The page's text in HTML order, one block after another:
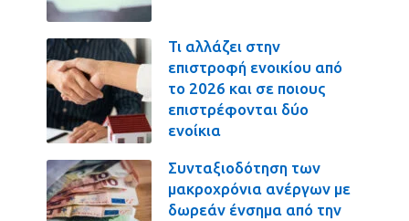
Τι αλλάζει στην
επιστροφή ενοικίου από
το 2026 και σε ποιους
επιστρέφονται δύο
ενοίκια
Συνταξιοδότηση των
μακροχρόνια ανέργων με
δωρεάν ένσημα από την